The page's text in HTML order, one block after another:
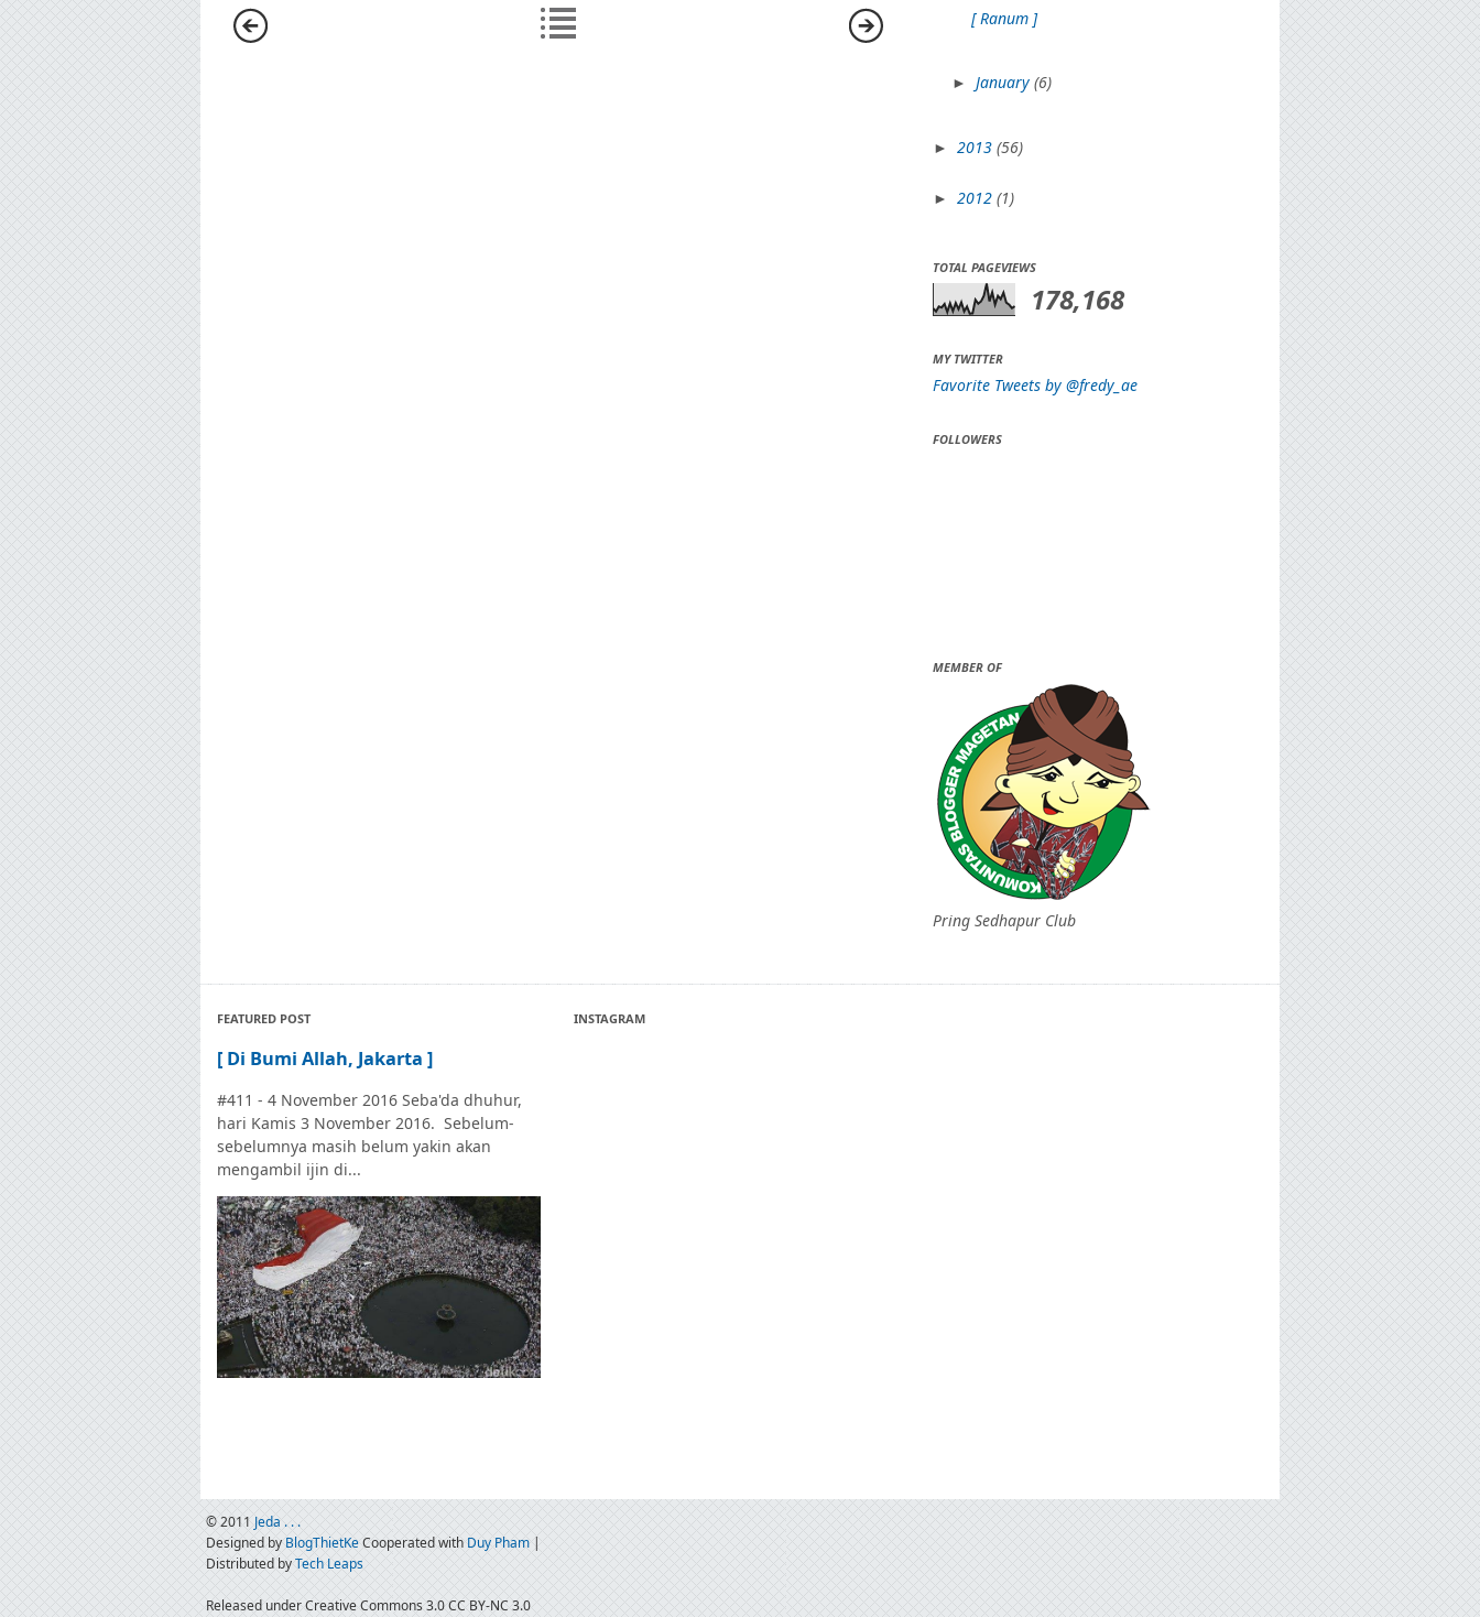
[ Ranum ]
► January (6)
► 2013 (56)
► 2012 (1)
TOTAL PAGEVIEWS
178,168
MY TWITTER
Favorite Tweets by @fredy_ae
FOLLOWERS
MEMBER OF
Pring Sedhapur Club
FEATURED POST
[ Di Bumi Allah, Jakarta ]
#411 - 4 November 2016 Seba'da dhuhur,
hari Kamis 3 November 2016. Sebelum-
sebelumnya masih belum yakin akan
mengambil ijin di...
INSTAGRAM
© 2011 Jeda . . .
Designed by BlogThietKeCooperated with Duy Pham |
Distributed byTech Leaps
Released under Creative Commons 3.0 CC BY-NC 3.0